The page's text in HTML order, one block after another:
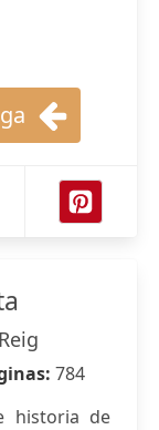
784
historia de